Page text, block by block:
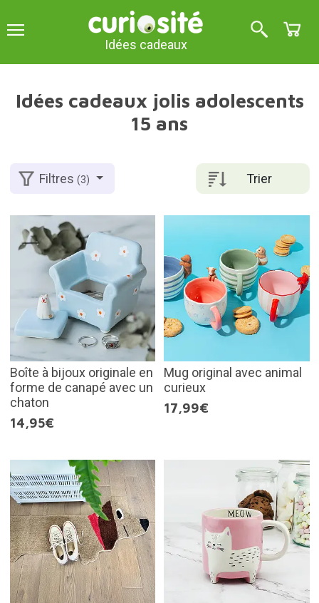
Idées cadeaux
Idées cadeaux jolis adolescents
15 ans
Trier
Filtres(3)
Boîte à bijoux originale en
forme de canapé avec un
chaton
14,95€
Mug original avec animal
curieux
17,99€